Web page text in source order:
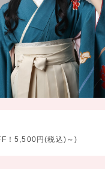
！5,500円(税込)～)